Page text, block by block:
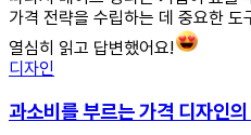
가격 전략을 수립하는 데 중요한 도
열심히 읽고 답변했어요!
디자인
과소비를 부르는 가격 디자인의